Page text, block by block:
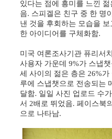
있다는 점에 흥미를 느낀
음. 스피겔은 친구 중 한 명
낸 것을 후회하는 모습을
한 아이디어를 구체화함.
미국 여론조사기관 퓨리서
사용자 가운데 9%가 스냅
세 사이의 젊은 층은 26%가
루에 스냅챗으로 전송되는
달함. 일일 사진 업로드 수가
서 2배로 뛰었음. 페이스북
으로 나타남.